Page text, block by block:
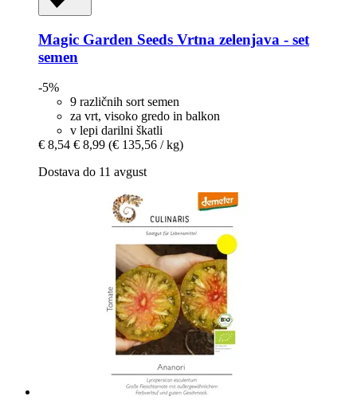
Magic Garden Seeds Vrtna zelenjava -​ set
semen
-5%
9 različnih sort semen
za vrt, visoko gredo in balkon
v lepi darilni škatli
€ 8,54 € 8,99 (€ 135,56 / kg)
Dostava do 11 avgust